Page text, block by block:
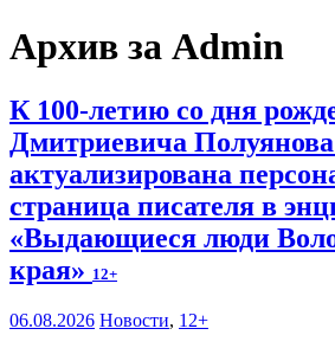
Архив за Admin
К 100-летию со дня
Дмитриевича
актуализирована
страница писателя в
«Выдающиеся люди
края» 12+
06.08.2026 Новости, 12+